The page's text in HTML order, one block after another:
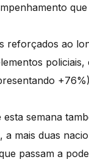
reforçados ao
esta semana
mais duas
passam a